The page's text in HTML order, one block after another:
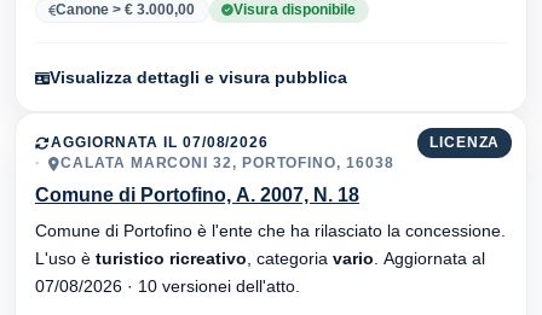
Canone > € 3.000,00
Visura disponibile
Visualizza dettagli e visura pubblica
LICENZA
AGGIORNATA IL 07/08/2026
CALATA MARCONI 32, PORTOFINO, 16038
Comune di Portofino, A. 2007, N. 18
Comune di Portofino è l'ente che ha rilasciato la concessione.
L'uso è turistico ricreativo , categoria vario
07/08/2026 · 10 versionei dell'atto.